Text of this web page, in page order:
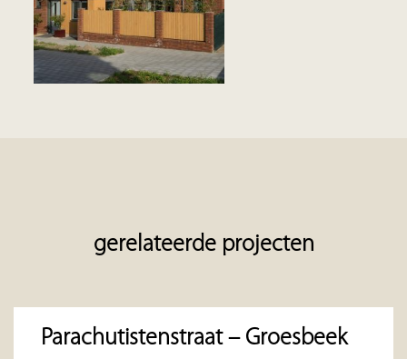
gerelateerde projecten
Parachutistenstraat – Groesbeek